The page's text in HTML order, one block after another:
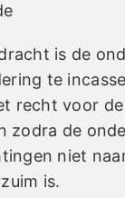
is de
te
recht voor
zodra de
niet
is.